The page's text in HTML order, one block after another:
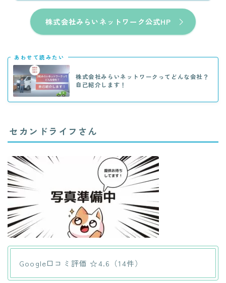
株式会社みらいネットワーク公式HP
あわせて読みたい
株式会社みらいネットワークってどんな会社？
自己紹介します！
セカンドライフさん
Google口コミ評価 ☆4.6（14件）